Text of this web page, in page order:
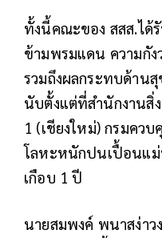
ทั้งนี้คณะของ สสส.ไ
ข้ามพรมแดน ความกั
รวมถึงผลกระทบด้าน
นับตั้งแต่ที่สำนักงานสิ่
1 (เชียงใหม่) กรมคว
โลหะหนักปนเปื้อนแม่
เกือบ 1 ปี
นายสมพงค์ พนาสง่า